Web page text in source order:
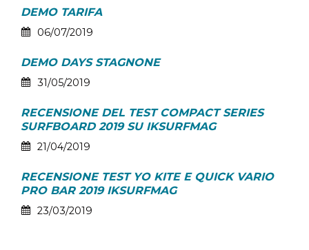
DEMO TARIFA
06/07/2019
DEMO DAYS STAGNONE
31/05/2019
RECENSIONE DEL TEST COMPACT SERIES
SURFBOARD 2019 SU IKSURFMAG
21/04/2019
RECENSIONE TEST YO KITE E QUICK VARIO
PRO BAR 2019 IKSURFMAG
23/03/2019